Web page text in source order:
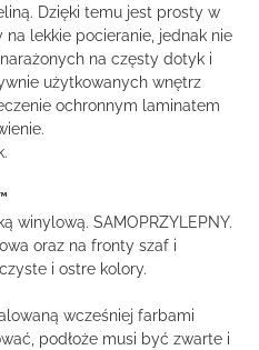
Dzięki temu jest prosty w
na lekkie pocieranie, jednak nie
na częsty dotyk i
użytkowanych wnętrz
ochronnym laminatem
winylową. SAMOPRZYLEPNY.
oraz na fronty szaf i
i ostre kolory.
wcześniej farbami
podłoże musi być zwarte i